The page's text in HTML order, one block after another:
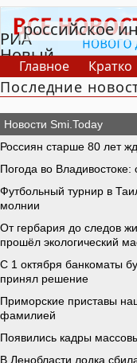
РИА
Новый
День
российское
Главное Кратко
В России
В мире
Спецпроекты
Последние